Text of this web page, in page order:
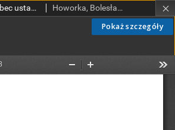
Pokaż szczegóły
Biblioteki naukowe wobec ustawy o prawie autorskim po implementacji przepisów Unii Europejskiej Howorka, Bolesław